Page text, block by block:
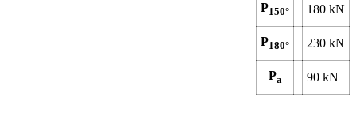
P150° 180 kN
P180° 230 kN
Pa 90 kN